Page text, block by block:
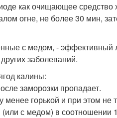
как очищающее средство
огне, не более 30 мин,
с медом, - эффективный
заболеваний.
калины:
заморозки пропадает.
менее горькой и при этом
с медом) в соотношении